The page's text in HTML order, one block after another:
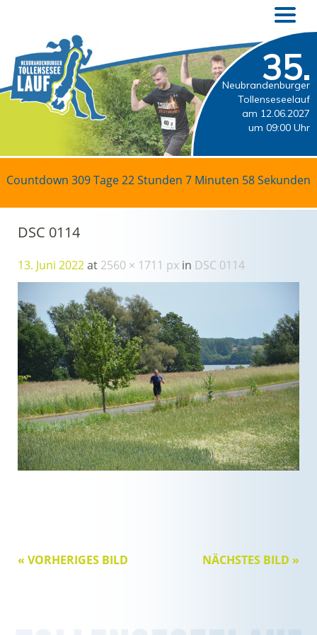
35.
Neubrandenburger
Tollenseseelauf
am 12.06.2027
um 09:00 Uhr
Countdown 309 Tage 22 Stunden 7 Minuten 57 Sekunden
DSC 0114
13. Juni 2022at 2560 × 1711 px in DSC 0114
« VORHERIGES BILD NÄCHSTES BILD »